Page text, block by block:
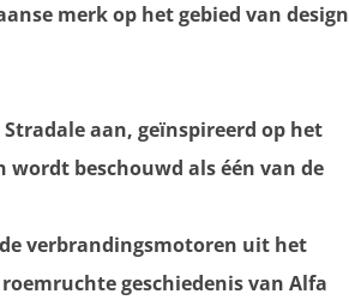
merk op het gebied van design
aan, geïnspireerd op het
wordt beschouwd als één van de
verbrandingsmotoren uit het
geschiedenis van Alfa